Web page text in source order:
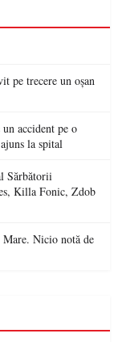
pe trecere un oșan
accident pe o
la spital
Sărbătorii
Killa Fonic, Zdob
Nicio notă de